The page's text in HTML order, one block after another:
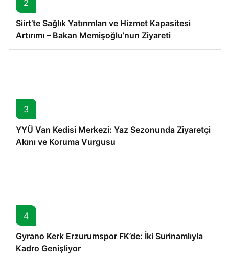
2
Siirt’te Sağlık Yatırımları ve Hizmet Kapasitesi
Artırımı – Bakan Memişoğlu’nun Ziyareti
3
YYÜ Van Kedisi Merkezi: Yaz Sezonunda Ziyaretçi
Akını ve Koruma Vurgusu
4
Gyrano Kerk Erzurumspor FK’de: İki Surinamlıyla
Kadro Genişliyor